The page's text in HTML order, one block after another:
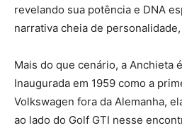
revelando sua potência e DNA
narrativa cheia de
Mais do que cenário, a Anchieta
Inaugurada em 1959 como a
Volkswagen fora da Alemanha,
ao lado do Golf GTI nesse